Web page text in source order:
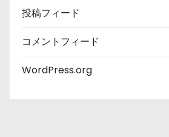
投稿フィード
コメントフィード
WordPress.org